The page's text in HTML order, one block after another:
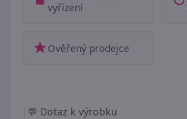
vyřízení
Ověřený prodejce
Dotaz k výrobku